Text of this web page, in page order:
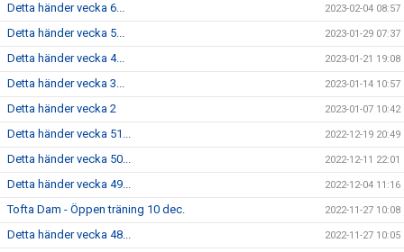
Detta händer vecka 6... 2023-02-04 08:57
Detta händer vecka 5... 2023-01-29 07:37
Detta händer vecka 4... 2023-01-21 19:08
Detta händer vecka 3... 2023-01-14 10:57
Detta händer vecka 2 2023-01-07 10:42
Detta händer vecka 51... 2022-12-19 20:49
Detta händer vecka 50... 2022-12-11 22:01
Detta händer vecka 49... 2022-12-04 11:16
Tofta Dam - Öppen träning 10 dec. 2022-11-27 10:08
Detta händer vecka 48... 2022-11-27 10:05